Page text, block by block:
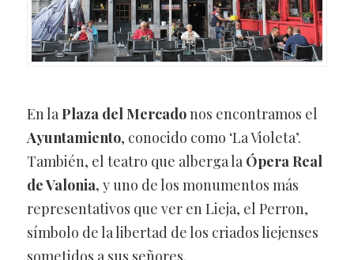
En laPlaza del Mercadonos encontramos el
Ayuntamiento, conocido como ‘La Violeta’.
También, el teatro que alberga la Ópera Real
de Valonia, y uno de los monumentos más
representativos que ver en Lieja, el Perron,
símbolo de la libertad de los criados liejenses
sometidos a sus señores.